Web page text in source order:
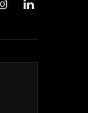
InstagramLinkedIn